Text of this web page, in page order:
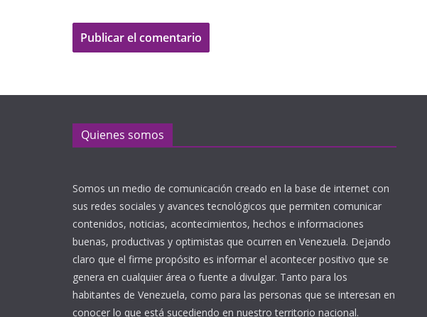
Quienes somos
Somos un medio de comunicación creado en la base de internet con
sus redes sociales y avances tecnológicos que permiten comunicar
contenidos, noticias, acontecimientos, hechos e informaciones
buenas, productivas y optimistas que ocurren en Venezuela. Dejando
claro que el firme propósito es informar el acontecer positivo que se
genera en cualquier área o fuente a divulgar. Tanto para los
habitantes de Venezuela, como para las personas que se interesan en
conocer lo que está sucediendo en nuestro territorio nacional.